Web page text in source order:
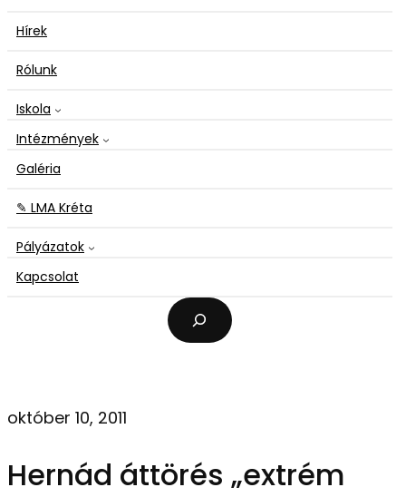
Hírek
Rólunk
Iskola
Intézmények
Galéria
✎ LMA Kréta
Pályázatok
Kapcsolat
e
r
október 10, 2011
Hernád áttörés „extrém